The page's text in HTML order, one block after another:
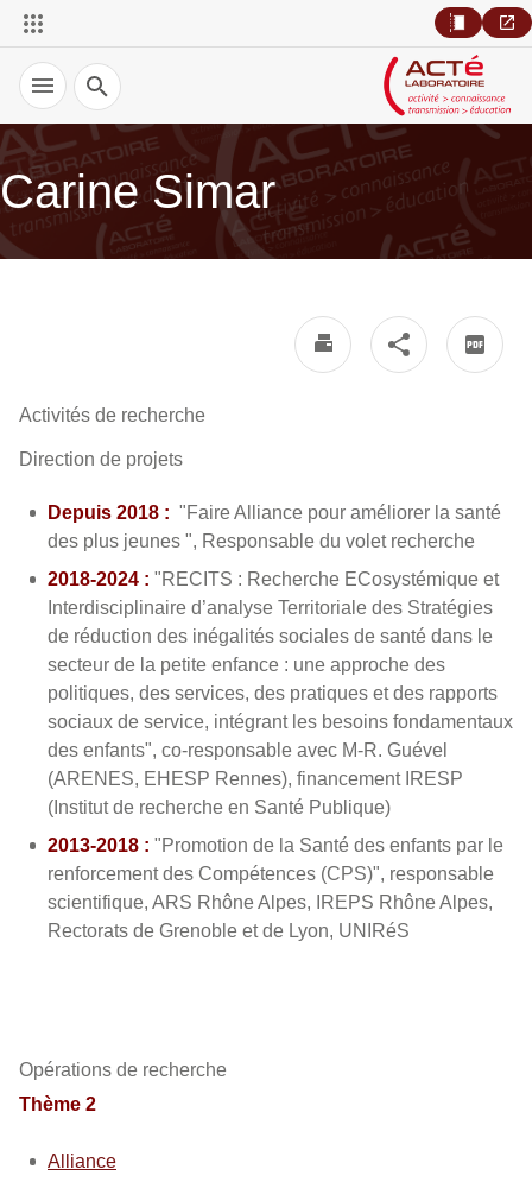
Recherche
Carine Simar
Activités de recherche
Direction de projets
Depuis 2018 : "Faire Alliance pour améliorer la santé
des plus jeunes ", Responsable du volet recherche
2018-2024 : "RECITS : Recherche ECosystémique et
Interdisciplinaire d’analyse Territoriale des Stratégies
de réduction des inégalités sociales de santé dans le
secteur de la petite enfance : une approche des
politiques, des services, des pratiques et des rapports
sociaux de service, intégrant les besoins fondamentaux
des enfants", co-responsable avec M-R. Guével
(ARENES, EHESP Rennes), financement IRESP
(Institut de recherche en Santé Publique)
2013-2018 : "Promotion de la Santé des enfants par le
renforcement des Compétences (CPS)", responsable
scientifique, ARS Rhône Alpes, IREPS Rhône Alpes,
Rectorats de Grenoble et de Lyon, UNIRéS
Opérations de recherche
Thème 2
Alliance